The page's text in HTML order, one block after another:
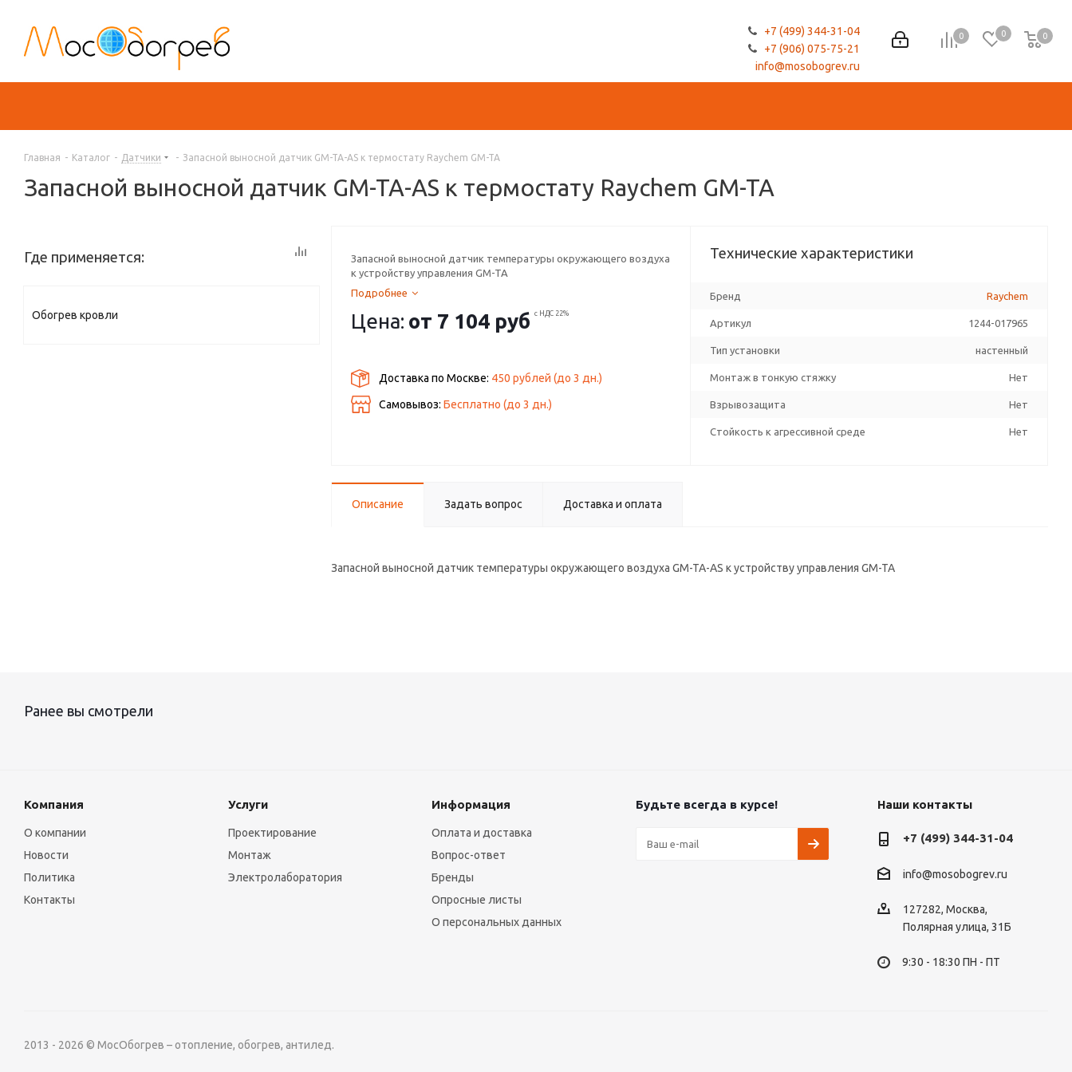
0 0 0
0
+7 (499) 344-31-04
+7 (906) 075-75-21
info@mosobogrev.ru
Главная - Каталог - Датчики - Запасной выносной датчик GM-TA-AS к термостату Raychem GM-TA
Запасной выносной датчик GM-TA-AS к термостату Raychem GM-TA
Запасной выносной датчик температуры окружающего воздуха
к устройству управления GM-TA
Подробнее
Цена: от 7 104 руб с НДС 22%
Доставка по Москве: 450 рублей (до3 дн.)
Самовывоз:Бесплатно (до3 дн.)
Технические характеристики
Бренд Raychem
Артикул 1244-017965
Тип установки настенный
Монтаж в тонкую стяжку Нет
Взрывозащита Нет
Стойкость к агрессивной среде Нет
Описание Задать вопрос Доставка и оплата
Запасной выносной датчик температуры окружающего воздуха GM-TA-AS к устройству управления GM-TA
Где применяется:
Обогрев кровли
Ранее вы смотрели
Компания
О компании
Новости
Политика
Контакты
Услуги
Проектирование
Монтаж
Электролаборатория
Информация
Оплата и доставка
Вопрос-ответ
Бренды
Опросные листы
О персональных данных
Будьте всегда в курсе! Наши контакты
+7 (499) 344-31-04
info@mosobogrev.ru
127282, Москва,
Полярная улица, 31Б
9:30 - 18:30 ПН - ПТ
2013 - 2026 © МосОбогрев – отопление, обогрев, антилед.